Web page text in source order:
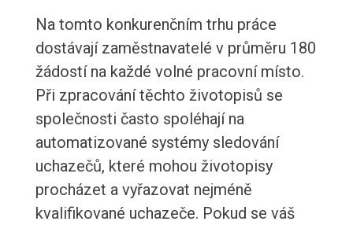
Na tomto konkurenčním trhu práce
dostávají zaměstnavatelé v průměru 180
žádostí na každé volné pracovní místo.
Při zpracování těchto životopisů se
společnosti často spoléhají na
automatizované systémy sledování
uchazečů, které mohou životopisy
procházet a vyřazovat nejméně
kvalifikované uchazeče. Pokud se váš